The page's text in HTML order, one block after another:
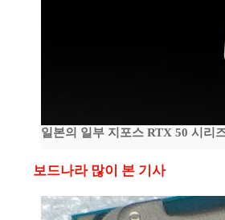
일본의 일부 지포스 RTX 50 시리
보드나라 많이 본 기사